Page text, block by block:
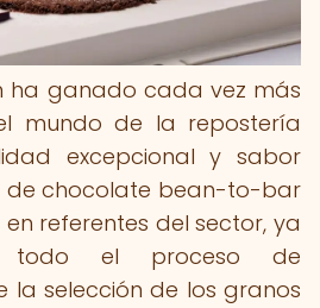
ha ganado cada vez más
mundo de la repostería
excepcional y sabor
de chocolate bean-to-bar
referentes del sector, ya
todo el proceso de
la selección de los granos